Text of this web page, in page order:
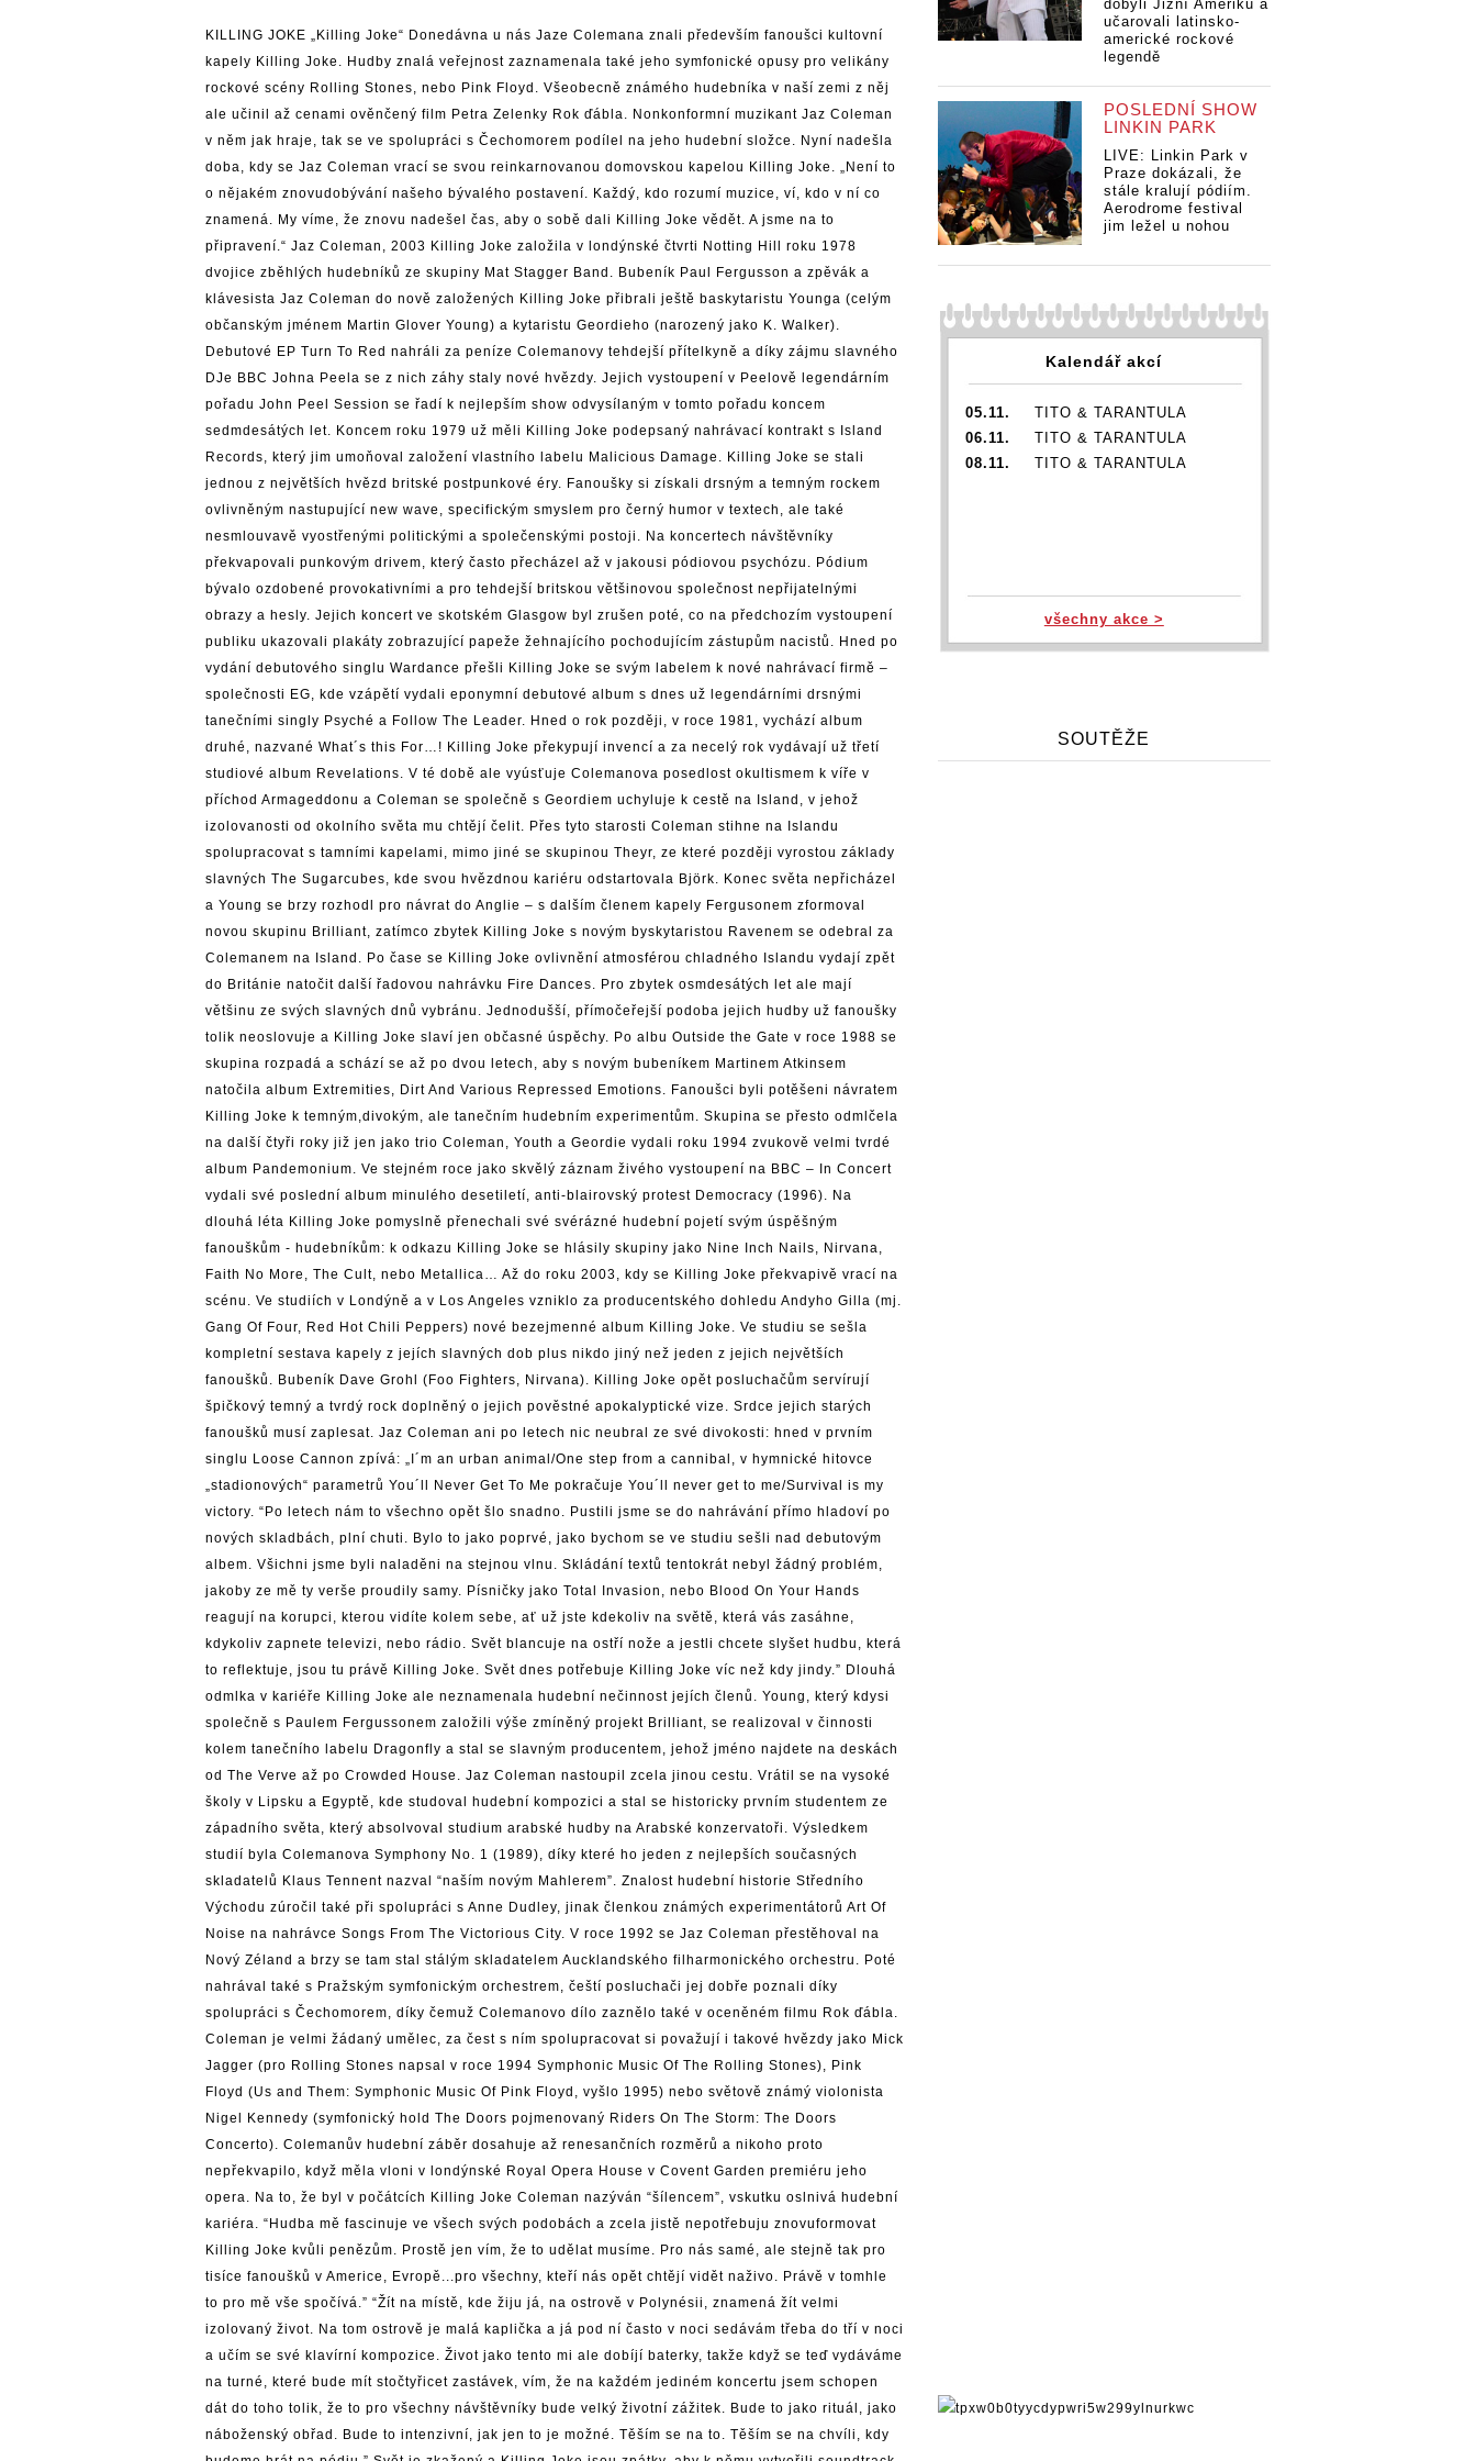
KILLING JOKE „Killing Joke“ Donedávna u nás Jaze Colemana znali především fanoušci kultovní
kapely Killing Joke. Hudby znalá veřejnost zaznamenala také jeho symfonické opusy pro velikány
rockové scény Rolling Stones, nebo Pink Floyd. Všeobecně známého hudebníka v naší zemi z něj
ale učinil až cenami ověnčený film Petra Zelenky Rok ďábla. Nonkonformní muzikant Jaz Coleman
v něm jak hraje, tak se ve spolupráci s Čechomorem podílel na jeho hudební složce. Nyní nadešla
doba, kdy se Jaz Coleman vrací se svou reinkarnovanou domovskou kapelou Killing Joke. „Není to
o nějakém znovudobývání našeho bývalého postavení. Každý, kdo rozumí muzice, ví, kdo v ní co
znamená. My víme, že znovu nadešel čas, aby o sobě dali Killing Joke vědět. A jsme na to
připravení.“ Jaz Coleman, 2003 Killing Joke založila v londýnské čtvrti Notting Hill roku 1978
dvojice zběhlých hudebníků ze skupiny Mat Stagger Band. Bubeník Paul Fergusson a zpěvák a
klávesista Jaz Coleman do nově založených Killing Joke přibrali ještě baskytaristu Younga (celým
občanským jménem Martin Glover Young) a kytaristu Geordieho (narozený jako K. Walker).
Debutové EP Turn To Red nahráli za peníze Colemanovy tehdejší přítelkyně a díky zájmu slavného
DJe BBC Johna Peela se z nich záhy staly nové hvězdy. Jejich vystoupení v Peelově legendárním
pořadu John Peel Session se řadí k nejlepším show odvysílaným v tomto pořadu koncem
sedmdesátých let. Koncem roku 1979 už měli Killing Joke podepsaný nahrávací kontrakt s Island
Records, který jim umoňoval založení vlastního labelu Malicious Damage. Killing Joke se stali
jednou z největších hvězd britské postpunkové éry. Fanoušky si získali drsným a temným rockem
ovlivněným nastupující new wave, specifickým smyslem pro černý humor v textech, ale také
nesmlouvavě vyostřenými politickými a společenskými postoji. Na koncertech návštěvníky
překvapovali punkovým drivem, který často přecházel až v jakousi pódiovou psychózu. Pódium
bývalo ozdobené provokativními a pro tehdejší britskou většinovou společnost nepřijatelnými
obrazy a hesly. Jejich koncert ve skotském Glasgow byl zrušen poté, co na předchozím vystoupení
publiku ukazovali plakáty zobrazující papeže žehnajícího pochodujícím zástupům nacistů. Hned po
vydání debutového singlu Wardance přešli Killing Joke se svým labelem k nové nahrávací firmě –
společnosti EG, kde vzápětí vydali eponymní debutové album s dnes už legendárními drsnými
tanečními singly Psyché a Follow The Leader. Hned o rok později, v roce 1981, vychází album
druhé, nazvané What´s this For…! Killing Joke překypují invencí a za necelý rok vydávají už třetí
studiové album Revelations. V té době ale vyúsťuje Colemanova posedlost okultismem k víře v
příchod Armageddonu a Coleman se společně s Geordiem uchyluje k cestě na Island, v jehož
izolovanosti od okolního světa mu chtějí čelit. Přes tyto starosti Coleman stihne na Islandu
spolupracovat s tamními kapelami, mimo jiné se skupinou Theyr, ze které později vyrostou základy
slavných The Sugarcubes, kde svou hvězdnou kariéru odstartovala Björk. Konec světa nepřicházel
a Young se brzy rozhodl pro návrat do Anglie – s dalším členem kapely Fergusonem zformoval
novou skupinu Brilliant, zatímco zbytek Killing Joke s novým byskytaristou Ravenem se odebral za
Colemanem na Island. Po čase se Killing Joke ovlivnění atmosférou chladného Islandu vydají zpět
do Británie natočit další řadovou nahrávku Fire Dances. Pro zbytek osmdesátých let ale mají
většinu ze svých slavných dnů vybránu. Jednodušší, přímočeřejší podoba jejich hudby už fanoušky
tolik neoslovuje a Killing Joke slaví jen občasné úspěchy. Po albu Outside the Gate v roce 1988 se
skupina rozpadá a schází se až po dvou letech, aby s novým bubeníkem Martinem Atkinsem
natočila album Extremities, Dirt And Various Repressed Emotions. Fanoušci byli potěšeni návratem
Killing Joke k temným,divokým, ale tanečním hudebním experimentům. Skupina se přesto odmlčela
na další čtyři roky již jen jako trio Coleman, Youth a Geordie vydali roku 1994 zvukově velmi tvrdé
album Pandemonium. Ve stejném roce jako skvělý záznam živého vystoupení na BBC – In Concert
vydali své poslední album minulého desetiletí, anti-blairovský protest Democracy (1996). Na
dlouhá léta Killing Joke pomyslně přenechali své svérázné hudební pojetí svým úspěšným
fanouškům - hudebníkům: k odkazu Killing Joke se hlásily skupiny jako Nine Inch Nails, Nirvana,
Faith No More, The Cult, nebo Metallica… Až do roku 2003, kdy se Killing Joke překvapivě vrací na
scénu. Ve studiích v Londýně a v Los Angeles vzniklo za producentského dohledu Andyho Gilla (mj.
Gang Of Four, Red Hot Chili Peppers) nové bezejmenné album Killing Joke. Ve studiu se sešla
kompletní sestava kapely z jejích slavných dob plus nikdo jiný než jeden z jejich největších
fanoušků. Bubeník Dave Grohl (Foo Fighters, Nirvana). Killing Joke opět posluchačům servírují
špičkový temný a tvrdý rock doplněný o jejich pověstné apokalyptické vize. Srdce jejich starých
fanoušků musí zaplesat. Jaz Coleman ani po letech nic neubral ze své divokosti: hned v prvním
singlu Loose Cannon zpívá: „I´m an urban animal/One step from a cannibal, v hymnické hitovce
„stadionových“ parametrů You´ll Never Get To Me pokračuje You´ll never get to me/Survival is my
victory. “Po letech nám to všechno opět šlo snadno. Pustili jsme se do nahrávání přímo hladoví po
nových skladbách, plní chuti. Bylo to jako poprvé, jako bychom se ve studiu sešli nad debutovým
albem. Všichni jsme byli naladěni na stejnou vlnu. Skládání textů tentokrát nebyl žádný problém,
jakoby ze mě ty verše proudily samy. Písničky jako Total Invasion, nebo Blood On Your Hands
reagují na korupci, kterou vidíte kolem sebe, ať už jste kdekoliv na světě, která vás zasáhne,
kdykoliv zapnete televizi, nebo rádio. Svět blancuje na ostří nože a jestli chcete slyšet hudbu, která
to reflektuje, jsou tu právě Killing Joke. Svět dnes potřebuje Killing Joke víc než kdy jindy.” Dlouhá
odmlka v kariéře Killing Joke ale neznamenala hudební nečinnost jejích členů. Young, který kdysi
společně s Paulem Fergussonem založili výše zmíněný projekt Brilliant, se realizoval v činnosti
kolem tanečního labelu Dragonfly a stal se slavným producentem, jehož jméno najdete na deskách
od The Verve až po Crowded House. Jaz Coleman nastoupil zcela jinou cestu. Vrátil se na vysoké
školy v Lipsku a Egyptě, kde studoval hudební kompozici a stal se historicky prvním studentem ze
západního světa, který absolvoval studium arabské hudby na Arabské konzervatoři. Výsledkem
studií byla Colemanova Symphony No. 1 (1989), díky které ho jeden z nejlepších současných
skladatelů Klaus Tennent nazval “naším novým Mahlerem”. Znalost hudební historie Středního
Východu zúročil také při spolupráci s Anne Dudley, jinak členkou známých experimentátorů Art Of
Noise na nahrávce Songs From The Victorious City. V roce 1992 se Jaz Coleman přestěhoval na
Nový Zéland a brzy se tam stal stálým skladatelem Aucklandského filharmonického orchestru. Poté
nahrával také s Pražským symfonickým orchestrem, čeští posluchači jej dobře poznali díky
spolupráci s Čechomorem, díky čemuž Colemanovo dílo zaznělo také v oceněném filmu Rok ďábla.
Coleman je velmi žádaný umělec, za čest s ním spolupracovat si považují i takové hvězdy jako Mick
Jagger (pro Rolling Stones napsal v roce 1994 Symphonic Music Of The Rolling Stones), Pink
Floyd (Us and Them: Symphonic Music Of Pink Floyd, vyšlo 1995) nebo světově známý violonista
Nigel Kennedy (symfonický hold The Doors pojmenovaný Riders On The Storm: The Doors
Concerto). Colemanův hudební záběr dosahuje až renesančních rozměrů a nikoho proto
nepřekvapilo, když měla vloni v londýnské Royal Opera House v Covent Garden premiéru jeho
opera. Na to, že byl v počátcích Killing Joke Coleman nazýván “šílencem”, vskutku oslnivá hudební
kariéra. “Hudba mě fascinuje ve všech svých podobách a zcela jistě nepotřebuju znovuformovat
Killing Joke kvůli penězům. Prostě jen vím, že to udělat musíme. Pro nás samé, ale stejně tak pro
tisíce fanoušků v Americe, Evropě...pro všechny, kteří nás opět chtějí vidět naživo. Právě v tomhle
to pro mě vše spočívá.” “Žít na místě, kde žiju já, na ostrově v Polynésii, znamená žít velmi
izolovaný život. Na tom ostrově je malá kaplička a já pod ní často v noci sedávám třeba do tří v noci
a učím se své klavírní kompozice. Život jako tento mi ale dobíjí baterky, takže když se teď vydáváme
na turné, které bude mít stočtyřicet zastávek, vím, že na každém jediném koncertu jsem schopen
dát do toho tolik, že to pro všechny návštěvníky bude velký životní zážitek. Bude to jako rituál, jako
náboženský obřad. Bude to intenzivní, jak jen to je možné. Těším se na to. Těším se na chvíli, kdy
dobyli Jižní Ameriku a
učarovali latinsko-
americké rockové
legendě
POSLEDNÍ SHOW
LINKIN PARK
LIVE: Linkin Park v
Praze dokázali, že
stále kralují pódiím.
Aerodrome festival
jim ležel u nohou
Kalendář akcí
05.11.
TITO & TARANTULA
06.11.
TITO & TARANTULA
08.11.
TITO & TARANTULA
všechny akce >
SOUTĚŽE